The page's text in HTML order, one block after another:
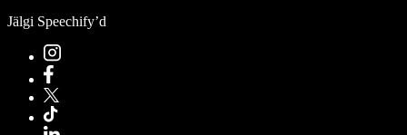
Jälgi Speechify’d